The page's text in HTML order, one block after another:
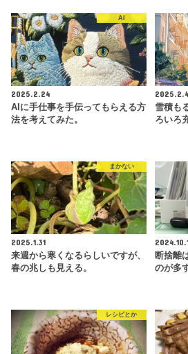
AI
2025.2.24
AIに手仕事を手伝ってもらえる方
法を考えてみた。
2025.2.4
雪積も
ろいろ
まかない
2025.1.31
来週から寒くなるらしいですが、
春の兆しも見える。
断捨離
のが多
レシピとか